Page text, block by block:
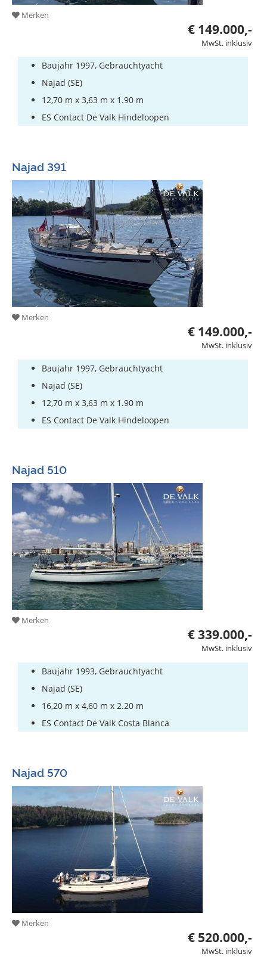
Merken
€ 149.000,-
MwSt. inklusiv
Baujahr 1997, Gebrauchtyacht
Najad (SE)
12,70 m x 3,63 m x 1.90 m
ES Contact De Valk Hindeloopen
Najad 391
Merken
€ 149.000,-
MwSt. inklusiv
Baujahr 1997, Gebrauchtyacht
Najad (SE)
12,70 m x 3,63 m x 1.90 m
ES Contact De Valk Hindeloopen
Najad 510
Merken
€ 339.000,-
MwSt. inklusiv
Baujahr 1993, Gebrauchtyacht
Najad (SE)
16,20 m x 4,60 m x 2.20 m
ES Contact De Valk Costa Blanca
Najad 570
Merken
€ 520.000,-
MwSt. inklusiv